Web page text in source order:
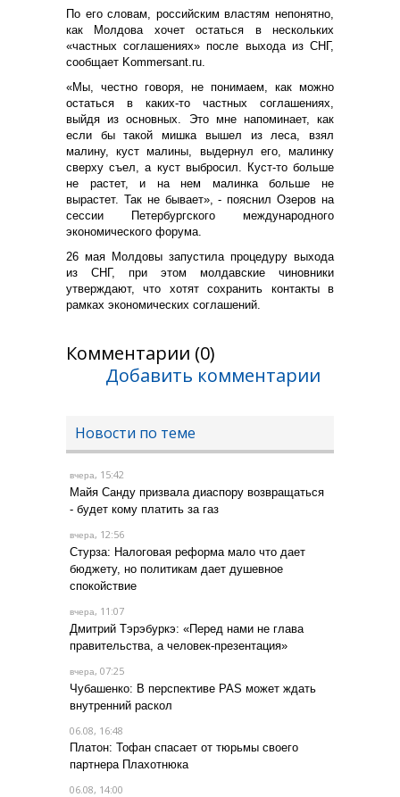
По его словам, российским властям непонятно,
как Молдова хочет остаться в нескольких
«частных соглашениях» после выхода из СНГ,
сообщает Kommersant.ru.
«Мы, честно говоря, не понимаем, как можно
остаться в каких-то частных соглашениях,
выйдя из основных. Это мне напоминает, как
если бы такой мишка вышел из леса, взял
малину, куст малины, выдернул его, малинку
сверху съел, а куст выбросил. Куст-то больше
не растет, и на нем малинка больше не
вырастет. Так не бывает», - пояснил Озеров на
сессии Петербургского международного
экономического форума.
26 мая Молдовы запустила процедуру выхода
из СНГ, при этом молдавские чиновники
утверждают, что хотят сохранить контакты в
рамках экономических соглашений.
Комментарии (0)
Добавить комментарии
Новости по теме
вчера, 15:42
Майя Санду призвала диаспору возвращаться
- будет кому платить за газ
вчера, 12:56
Стурза: Налоговая реформа мало что дает
бюджету, но политикам дает душевное
спокойствие
вчера, 11:07
Дмитрий Тэрэбуркэ: «Перед нами не глава
правительства, а человек-презентация»
вчера, 07:25
Чубашенко: В перспективе PAS может ждать
внутренний раскол
06.08, 16:48
Платон: Тофан спасает от тюрьмы своего
партнера Плахотнюка
06.08, 14:00